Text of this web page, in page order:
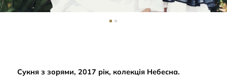
Сукня з зорями, 2017 рік, колекція Небесна.